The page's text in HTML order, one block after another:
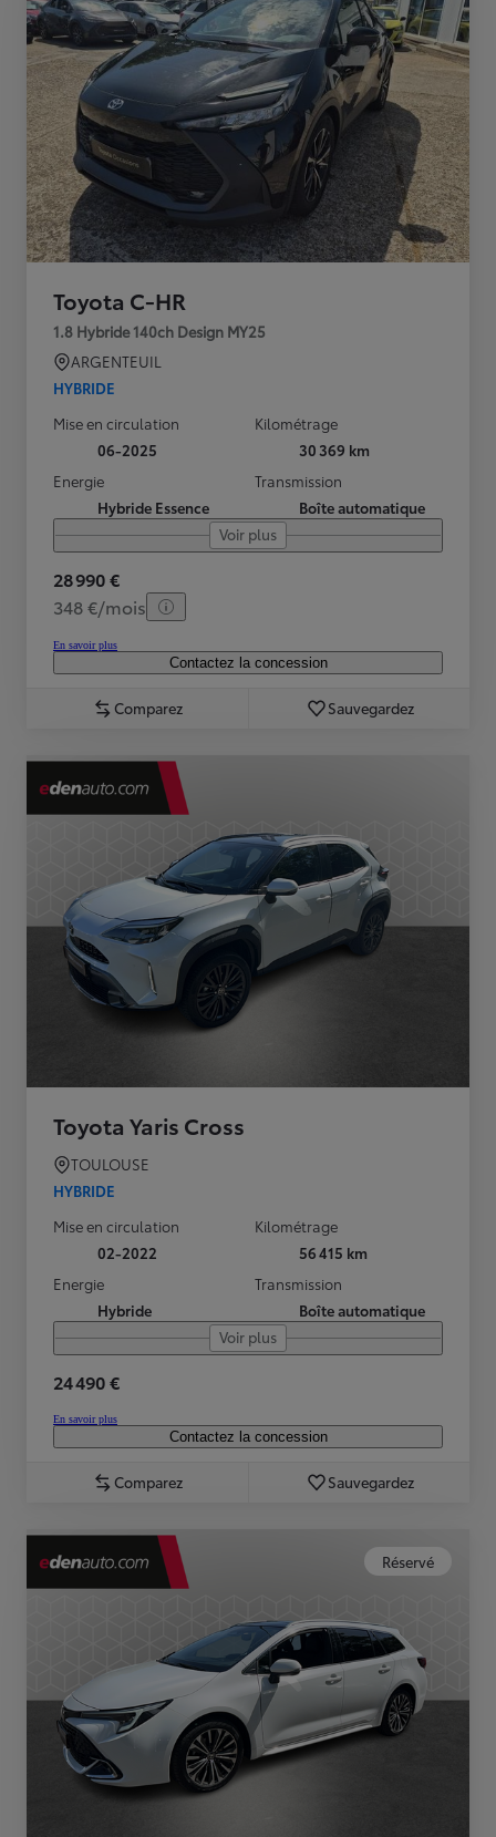
Toyota C-HR
1.8 Hybride 140ch Design MY25
ARGENTEUIL
HYBRIDE
Mise en circulation
06-2025
Kilométrage
30 369 km
Energie
Hybride Essence
Transmission
Boîte automatique
Voir plus
28 990 €
348 €/mois
En savoir plus
Contactez la concession
Comparez Sauvegardez
Toyota Yaris Cross
TOULOUSE
HYBRIDE
Mise en circulation
02-2022
Kilométrage
56 415 km
Energie
Hybride
Transmission
Boîte automatique
Voir plus
24 490 €
En savoir plus
Contactez la concession
Comparez Sauvegardez
Réservé